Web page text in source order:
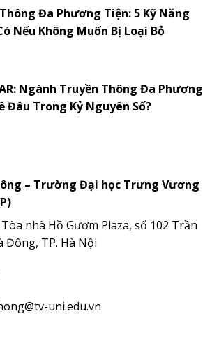
Đa Phương Tiện: 5 Kỹ Năng
Nếu Không Muốn Bị Loại Bỏ
Ngành Truyền Thông Đa Phương
Đâu Trong Kỷ Nguyên Số?
– Trường Đại học Trưng Vương
nhà Hồ Gươm Plaza, số 102 Trần
Đông, TP. Hà Nội
uni.edu.vn